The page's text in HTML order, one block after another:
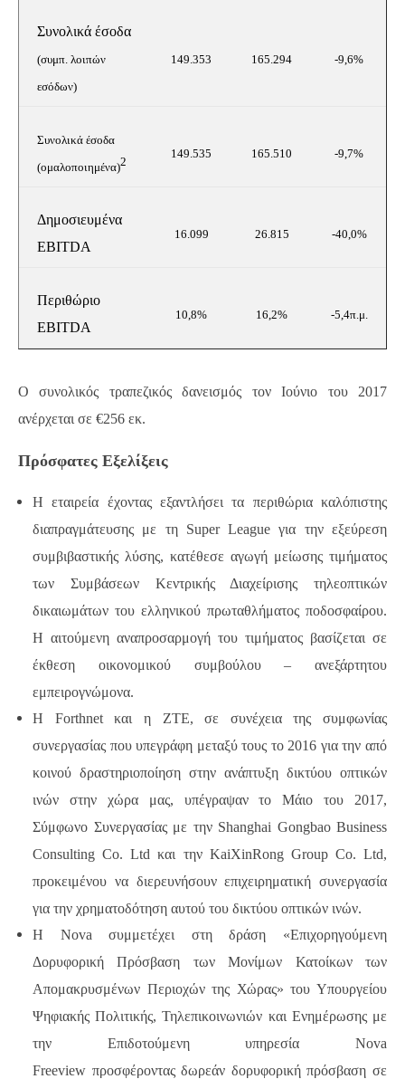
Συνολικά έσοδα
(συμπ. λοιπών
εσόδων)
149.353 165.294 -9,6%
Συνολικά έσοδα
(ομαλοποιημένα)2
149.535 165.510 -9,7%
Δημοσιευμένα
EBITDA
16.099 26.815 -40,0%
Περιθώριο
EBITDA
10,8% 16,2% -5,4π.μ.
Ο συνολικός τραπεζικός δανεισμός τον Ιούνιο του 2017
ανέρχεται σε €256 εκ.
Πρόσφατες Εξελίξεις
Η εταιρεία έχοντας εξαντλήσει τα περιθώρια καλόπιστης
διαπραγμάτευσης με τη Super League για την εξεύρεση
συμβιβαστικής λύσης, κατέθεσε αγωγή μείωσης τιμήματος
των Συμβάσεων Κεντρικής Διαχείρισης τηλεοπτικών
δικαιωμάτων του ελληνικού πρωταθλήματος ποδοσφαίρου.
Η αιτούμενη αναπροσαρμογή του τιμήματος βασίζεται σε
έκθεση οικονομικού συμβούλου – ανεξάρτητου
εμπειρογνώμονα.
Η Forthnet και η ZTE, σε συνέχεια της συμφωνίας
συνεργασίας που υπεγράφη μεταξύ τους το 2016 για την από
κοινού δραστηριοποίηση στην ανάπτυξη δικτύου οπτικών
ινών στην χώρα μας, υπέγραψαν το Μάιο του 2017,
Σύμφωνο Συνεργασίας με την Shanghai Gongbao Business
Consulting Co. Ltd και την KaiXinRong Group Co. Ltd,
προκειμένου να διερευνήσουν επιχειρηματική συνεργασία
για την χρηματοδότηση αυτού του δικτύου οπτικών ινών.
Η Nova συμμετέχει στη δράση «Επιχορηγούμενη
Δορυφορική Πρόσβαση των Μονίμων Κατοίκων των
Απομακρυσμένων Περιοχών της Χώρας» του Υπουργείου
Ψηφιακής Πολιτικής, Τηλεπικοινωνιών και Ενημέρωσης με
την Επιδοτούμενη υπηρεσία Nova
Freeview προσφέροντας δωρεάν δορυφορική πρόσβαση σε